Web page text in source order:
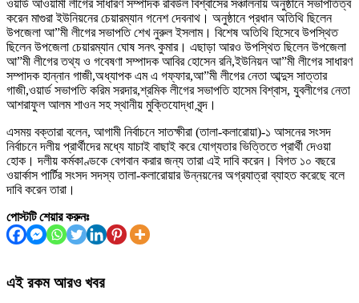
ওয়ার্ড আওয়ামী লীগের সাধারণ সম্পাদক রবিউল বিশ্বাসের সঞ্চালনায় অনুষ্ঠানে সভাপতিত্ব
করেন মাগুরা ইউনিয়নের চেয়ারম্যান গনেশ দেবনাথ। অনুষ্ঠানে প্রধান অতিথি ছিলেন
উপজেলা আ”মী লীগের সভাপতি শেখ নুরুল ইসলাম। বিশেষ অতিথি হিসেবে উপস্থিত
ছিলেন উপজেলা চেয়ারম্যান ঘোষ সনৎ কুমার। এছাড়া আরও উপস্থিত ছিলেন উপজেলা
আ”মী লীগের তথ্য ও গবেষণা সম্পাদক আবির হোসেন রনি,ইউনিয়ন আ”মী লীগের সাধারণ
সম্পাদক হান্নান গাজী,অধ্যাপক এম এ গফ্ফার,আ”মী লীগের নেতা আব্দুস সাত্তার
গাজী,ওয়ার্ড সভাপতি করিম সরদার,শ্রমিক লীগের সভাপতি হাসেম বিশ্বাস, যুবলীগের নেতা
আশরাফুল আলম শাওন সহ স্থানীয় মুক্তিযোদ্ধা বৃন্দ।
এসময় বক্তারা বলেন, আগামী নির্বাচনে সাতক্ষীরা (তালা-কলারোয়া)-১ আসনের সংসদ
নির্বাচনে দলীয় প্রার্থীদের মধ্যে যাচাই বাছাই করে যোগ্যতার ভিত্তিতে প্রার্থী দেওয়া
হোক। দলীয় কর্মকাণ্ডকে বেগবান করার জন্য তারা এই দাবি করেন। বিগত ১০ বছরে
ওয়ার্কাস পার্টির সংসদ সদস্য তালা-কলারোয়ার উন্নয়নের অগ্রযাত্রা ব্যাহত করেছে বলে
দাবি করেন তারা।
পোস্টটি শেয়ার করুনঃ
এই রকম আরও খবর